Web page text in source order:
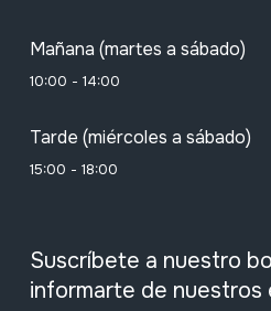
Mañana (martes a sábado)
10:00 - 14:00
Tarde (miércoles a sábado)
15:00 - 18:00
Suscríbete a nuestro
informarte de nuestros